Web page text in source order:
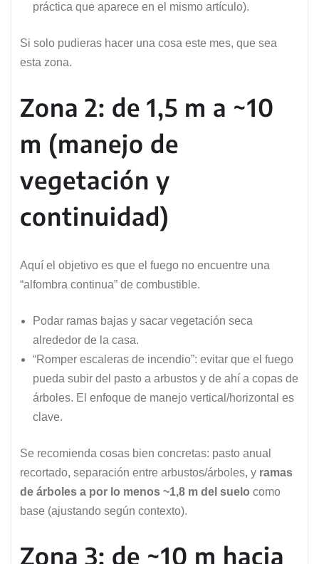
práctica que aparece en el mismo artículo).
Si solo pudieras hacer una cosa este mes, que sea
esta zona.
Zona 2: de 1,5 m a ~10
m (manejo de
vegetación y
continuidad)
Aquí el objetivo es que el fuego no encuentre una
“alfombra continua” de combustible.
Podar ramas bajas y sacar vegetación seca
alrededor de la casa.
“Romper escaleras de incendio”: evitar que el fuego
pueda subir del pasto a arbustos y de ahí a copas de
árboles. El enfoque de manejo vertical/horizontal es
clave.
Se recomienda cosas bien concretas: pasto anual
recortado, separación entre arbustos/árboles, y ramas
de árboles a por lo menos ~1,8 m del suelo como
base (ajustando según contexto).
Zona 3: de ~10 m hacia